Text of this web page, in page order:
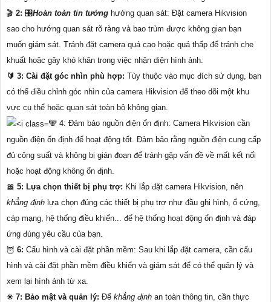
🎬 2: 🎛Hoàn toàn tin tưởng hướng quan sát: Đặt camera Hikvision
sao cho hướng quan sát rõ ràng và bao trùm được không gian bạn
muốn giám sát. Tránh đặt camera quá cao hoặc quá thấp để tránh che
khuất hoặc gây khó khăn trong việc nhận diện hình ảnh.
🔰 3: Cài đặt góc nhìn phù hợp: Tùy thuộc vào mục đích sử dụng, bạn
có thể điều chỉnh góc nhìn của camera Hikvision để theo dõi một khu
vực cụ thể hoặc quan sát toàn bộ không gian.
🕎 4: Đảm bảo nguồn điện ổn định: Camera Hikvision cần
nguồn điện ổn định để hoạt động tốt. Đảm bảo rằng nguồn điện cung cấp
đủ công suất và không bị gián đoạn để tránh gặp vấn đề về mất kết nối
hoặc hoạt động không ổn định.
🎀 5: Lựa chọn thiết bị phụ trợ: Khi lắp đặt camera Hikvision, nên
khẳng định lựa chọn đúng các thiết bị phụ trợ như đầu ghi hình, ổ cứng,
cáp mạng, hệ thống điều khiển... để hệ thống hoạt động ổn định và đáp
ứng đúng yêu cầu của bạn.
🦉 6: Cấu hình và cài đặt phần mềm: Sau khi lắp đặt camera, cần cấu
hình và cài đặt phần mềm điều khiển và giám sát để có thể quản lý và
xem lại hình ảnh từ xa.
✳️ 7: Bảo mật và quản lý: Để khẳng định an toàn thông tin, cần thực